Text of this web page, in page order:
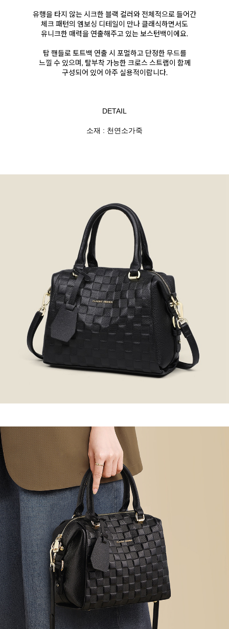
유행을 타지 않는 시크한 블랙 컬러와 전체적으로 들어간
체크 패턴의 엠보싱 디테일이 만나 클래식하면서도
유니크한 매력을 연출해주고 있는 보스턴백이에요.
탑 핸들로 토트백 연출 시 포멀하고 단정한 무드를
느낄 수 있으며, 탈부착 가능한 크로스 스트랩이 함께
구성되어 있어 아주 실용적이랍니다.
DETAIL
소재 : 천연소가죽